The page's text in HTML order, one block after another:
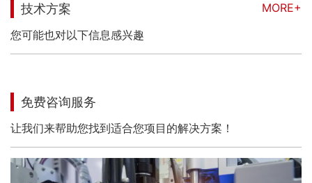
技术方案
MORE+
您可能也对以下信息感兴趣
免费咨询服务
让我们来帮助您找到适合您项目的解决方案！